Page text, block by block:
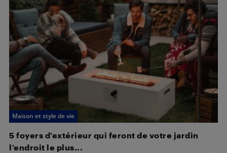
Maison et style de vie
5 foyers d’extérieur qui feront de votre jardin
l’endroit le plus...